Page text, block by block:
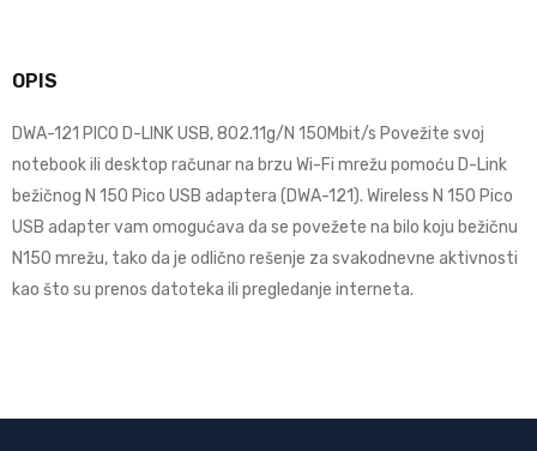
OPIS
DWA-121 PICO D-LINK USB, 802.11g/N 150Mbit/s Povežite svoj
notebook ili desktop računar na brzu Wi-Fi mrežu pomoću D-Link
bežičnog N 150 Pico USB adaptera (DWA-121). Wireless N 150 Pico
USB adapter vam omogućava da se povežete na bilo koju bežičnu
N150 mrežu, tako da je odlično rešenje za svakodnevne aktivnosti
kao što su prenos datoteka ili pregledanje interneta.